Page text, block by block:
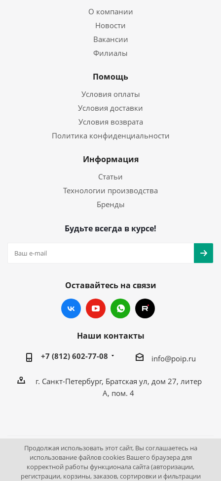
О компании
Новости
Вакансии
Филиалы
Помощь
Условия оплаты
Условия доставки
Условия возврата
Политика конфиденциальности
Информация
Статьи
Технологии производства
Бренды
Будьте всегда в курсе!
Оставайтесь на связи
Наши контакты
+7 (812) 602-77-08 info@poip.ru
г. Санкт-Петербург, Братская ул, дом 27, литер
А, пом. 4
2009 - 2026 © Промышленное оборудование Интернет
портал.
Продолжая использовать этот сайт, Вы соглашаетесь на
использование файлов cookies Вашего браузера для
корректной работы функционала сайта (авторизации,
регистрации, корзины, заказов, сортировки и фильтрации